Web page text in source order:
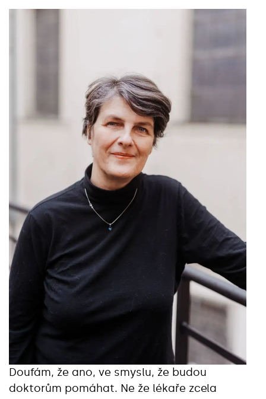
Doufám, že ano, ve smyslu, že budou
doktorům pomáhat. Ne že lékaře zcela